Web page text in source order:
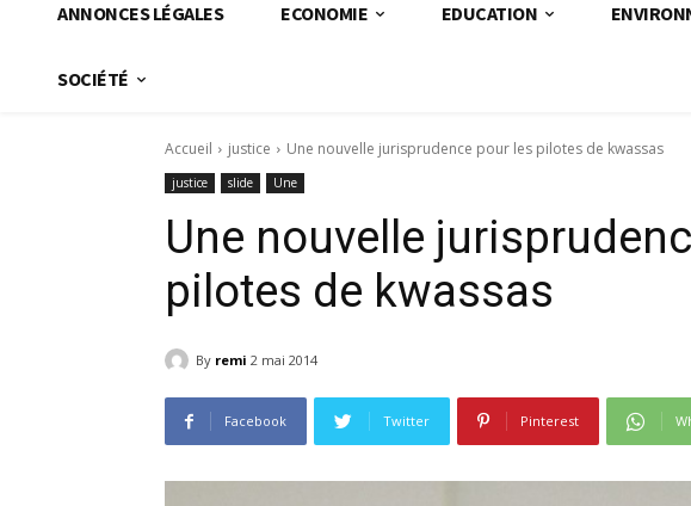
ANNONCES LÉGALES ECONOMIE EDUCATION
SOCIÉTÉ
Accueil justice Une nouvelle jurisprudence pour les pilotes de kwassas
justice slide Une
Une nouvelle
pilotes de kwassas
By remi 2 mai 2014
Facebook Twitter Pinterest